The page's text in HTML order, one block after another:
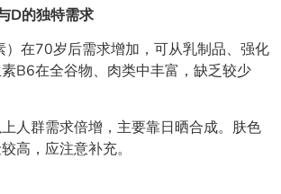
D的独特需求
在70岁后需求增加，可从乳制品、强化
B6在全谷物、肉类中丰富，缺乏较少
人群需求倍增，主要靠日晒合成。肤色
高，应注意补充。